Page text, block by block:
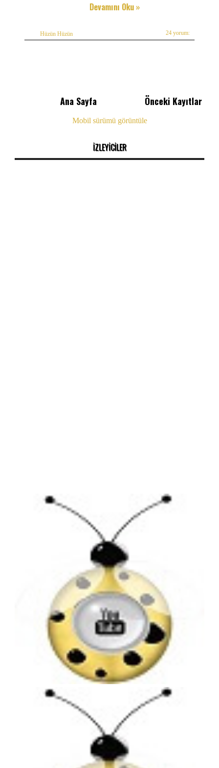
Devamını Oku »
Hüzün Hüzün 24 yorum:
Önceki Kayıtlar
Ana Sayfa
Mobil sürümü görüntüle
İZLEYİCİLER